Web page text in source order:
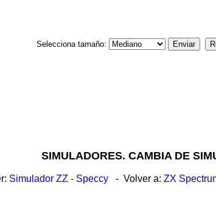
Selecciona tamaño:
SIMULADORES. CAMBIA DE
Simulador ZZ - Speccy - Volver a: ZX